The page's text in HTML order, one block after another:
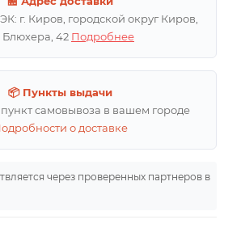
г. Киров, городской округ Киров,
Блюхера, 42 Подробнее
📦 Пункты выдачи
самовывоза в вашем городе
о доставке
через проверенных партнеров в